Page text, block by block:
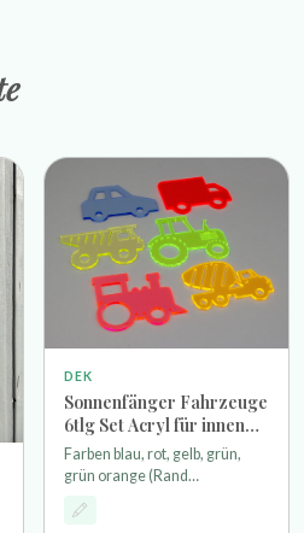
DEK
Sonnenfänger Fahrzeuge
6tlg Set Acryl für innen
und außen
Farben blau, rot, gelb, grün,
grün orange (Rand
fluoreszierend) Stärke 3mm
Breite je Anhänger 80mm